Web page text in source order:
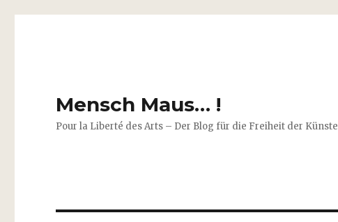
Mensch Maus… !
Pour la Liberté des Arts – Der Blog für die Freiheit der Künste